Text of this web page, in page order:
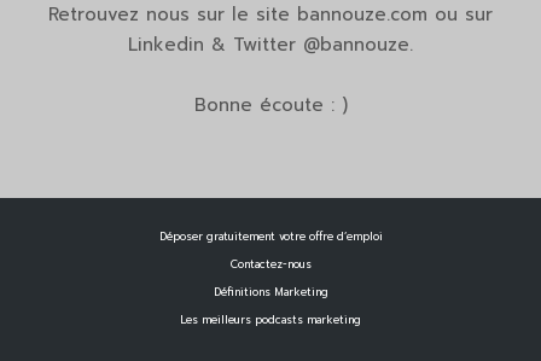
Retrouvez nous sur le site bannouze.com ou sur
Linkedin & Twitter @bannouze.
Bonne écoute : )
Déposer gratuitement votre offre d’emploi
Contactez-nous
Définitions Marketing
Les meilleurs podcasts marketing